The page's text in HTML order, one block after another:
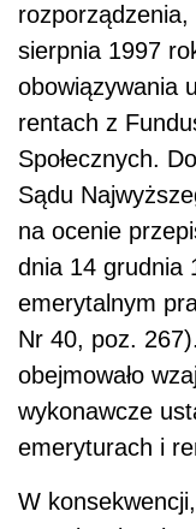
rozporządzenia,
sierpnia 1997
obowiązywania
rentach z
Społecznych.
Sądu
na ocenie
dnia 14 grudnia
emerytalnym
Nr 40, poz.
obejmowało
wykonawcze
emeryturach i
W